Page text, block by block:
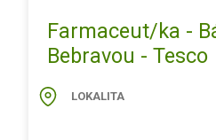
Farmaceut/ka -
Bebravou - Tesco
LOKALITA